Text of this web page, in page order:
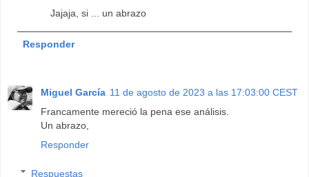
Jajaja, si ... un abrazo
Responder
Miguel García 11 de agosto de 2023 a las 17:03:00 CEST
Francamente mereció la pena ese análisis.
Un abrazo,
Responder
Respuestas